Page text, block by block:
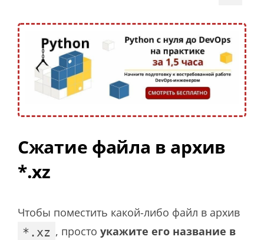
Сжатие файла в архив
*.xz
Чтобы поместить какой-либо файл в архив
*.xz , просто укажите его название в